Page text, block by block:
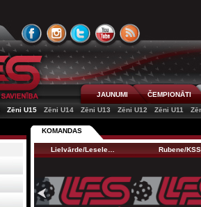
JAUNUMI
ČEMPIONĀTI
Zēni U15 Zēni U14 Zēni U13 Zēni U12 Zēni U11
KOMANDAS
Lielvārde/Lesele… Rubene/KSS